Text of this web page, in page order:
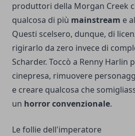
produttori della Morgan Creek
qualcosa di più mainstream e
Questi scelsero, dunque, di
rigirarlo da zero invece di
Scharder. Toccò a Renny Harlin
cinepresa, rimuovere
e creare qualcosa che
un horror convenzionale.
Le follie dell'imperatore